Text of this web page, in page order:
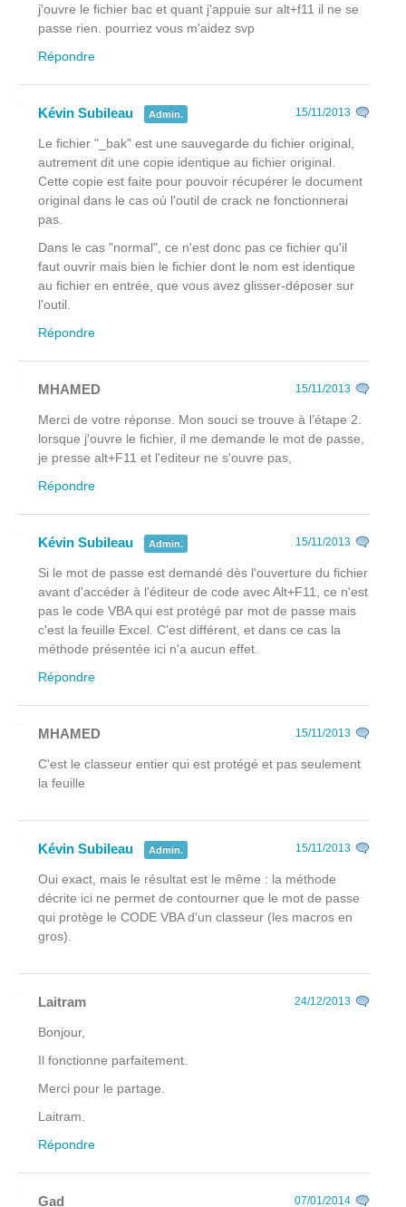
j'ouvre le fichier bac et quant j'appuie sur alt+f11 il ne se
passe rien. pourriez vous m'aidez svp
Répondre
Kévin Subileau Admin. 15/11/2013
Le fichier "_bak" est une sauvegarde du fichier original,
autrement dit une copie identique au fichier original.
Cette copie est faite pour pouvoir récupérer le document
original dans le cas où l'outil de crack ne fonctionnerai
pas.
Dans le cas "normal", ce n'est donc pas ce fichier qu'il
faut ouvrir mais bien le fichier dont le nom est identique
au fichier en entrée, que vous avez glisser-déposer sur
l'outil.
Répondre
MHAMED 15/11/2013
Merci de votre réponse. Mon souci se trouve à l’étape 2.
lorsque j'ouvre le fichier, il me demande le mot de passe,
je presse alt+F11 et l'editeur ne s'ouvre pas,
Répondre
Kévin Subileau Admin. 15/11/2013
Si le mot de passe est demandé dès l'ouverture du fichier
avant d'accéder à l'éditeur de code avec Alt+F11, ce n'est
pas le code VBA qui est protégé par mot de passe mais
c'est la feuille Excel. C'est différent, et dans ce cas la
méthode présentée ici n'a aucun effet.
Répondre
MHAMED 15/11/2013
C'est le classeur entier qui est protégé et pas seulement
la feuille
Kévin Subileau Admin. 15/11/2013
Oui exact, mais le résultat est le même : la méthode
décrite ici ne permet de contourner que le mot de passe
qui protège le CODE VBA d'un classeur (les macros en
gros).
Laitram 24/12/2013
Bonjour,
Il fonctionne parfaitement.
Merci pour le partage.
Laitram.
Répondre
Gad 07/01/2014